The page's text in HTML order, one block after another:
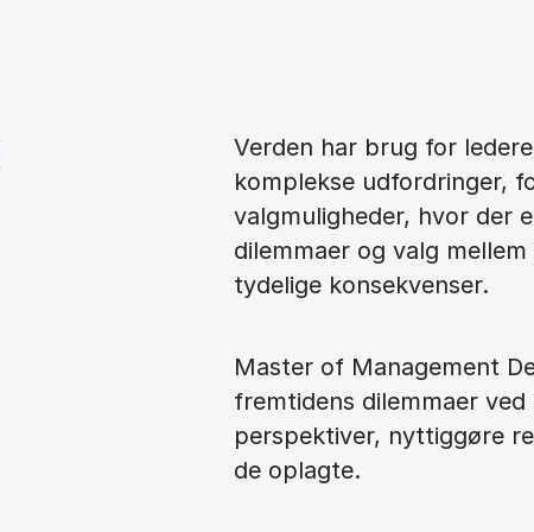
Verden har brug for
komplekse udfordringer,
valgmuligheder, hvor der
dilemmaer og valg
tydelige konsekvenser.
Master of Management
fremtidens dilemmaer
perspektiver, nyttiggøre
de oplagte.